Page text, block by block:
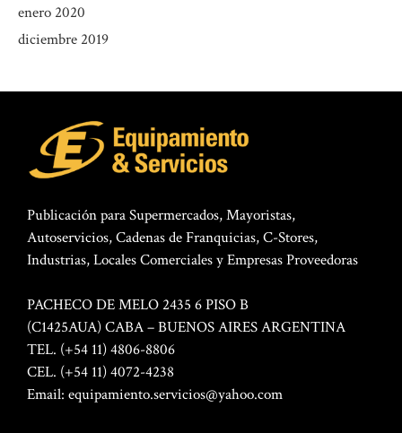
enero 2020
diciembre 2019
Publicación para Supermercados, Mayoristas,
Autoservicios, Cadenas de Franquicias, C-Stores,
Industrias, Locales Comerciales y Empresas Proveedoras
PACHECO DE MELO 2435 6 PISO B
(C1425AUA) CABA – BUENOS AIRES ARGENTINA
TEL. (+54 11) 4806-8806
CEL. (+54 11) 4072-4238
Email: equipamiento.servicios@yahoo.com